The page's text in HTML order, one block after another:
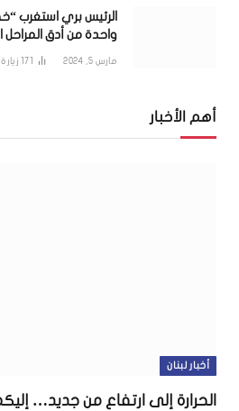
الرئيس بري استغرب
واحدة من أدق المراحل
مارس 5, 2024 171 زيارة
أهم الأخبار
أخبار لبنان
الحرارة إلى ارتفاع من جديد…